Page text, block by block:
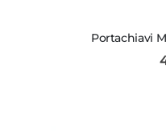
Portachiavi